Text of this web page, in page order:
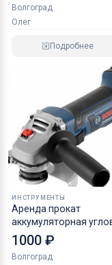
Волгоград
Олег
Подробнее
ИНСТРУМЕНТЫ
Аренда прокат
аккумуляторная
шлифмашина bosch
1000 ₽
Волгоград